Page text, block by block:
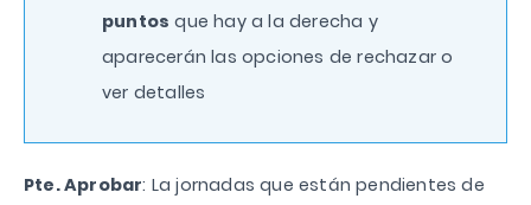
puntos que hay a la derecha y
aparecerán las opciones de rechazar o
ver detalles
Pte. Aprobar: La jornadas que están pendientes de